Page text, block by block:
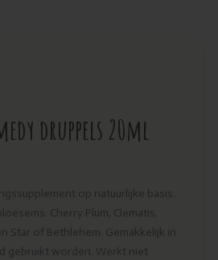
druppels 20ml
op natuurlijke basis.
Cherry Plum, Clematis,
Star of Bethlehem. Gemakkelijk in
gebruikt worden. Werkt niet